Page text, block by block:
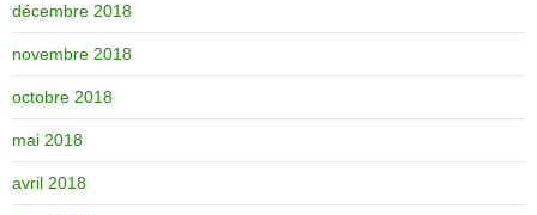
décembre 2018
novembre 2018
octobre 2018
mai 2018
avril 2018